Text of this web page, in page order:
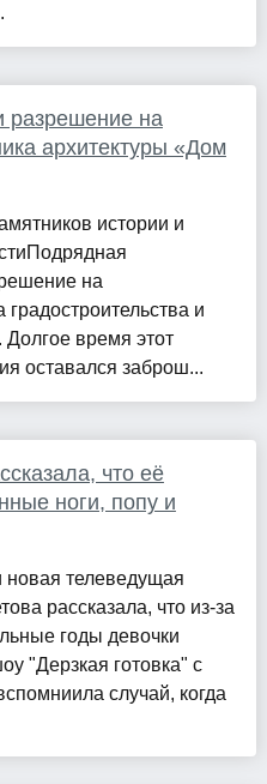
разрешение на
архитектуры «Дом
истории и
на
и
время этот
оставался заброш...
что её
ноги, попу и
телеведущая
рассказала, что из-за
годы девочки
"Дерзкая готовка" с
случай, когда